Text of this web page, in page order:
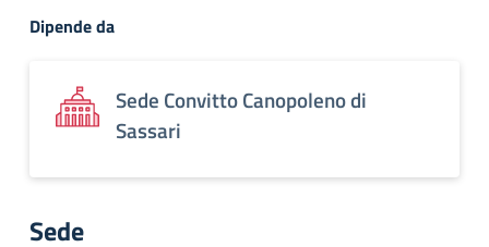
Dipende da
Sede Convitto Canopoleno di
Sassari
Sede